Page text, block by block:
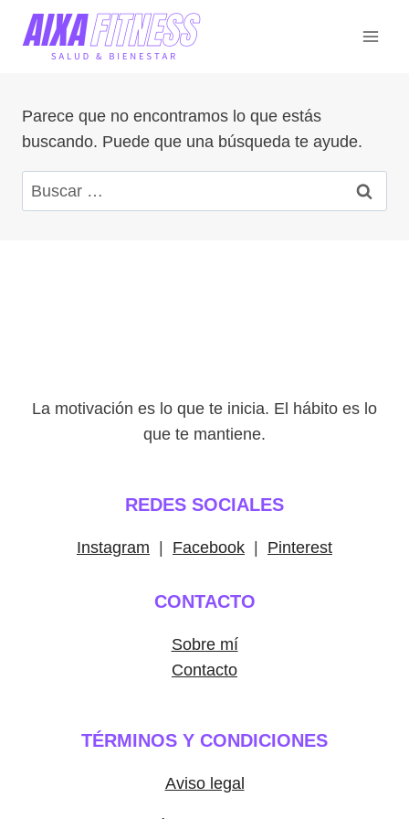
Saltar
contenido
Parece que no encontramos lo que estás
buscando. Puede que una búsqueda te ayude.
Buscar:
La motivación es lo que te inicia. El hábito es lo
que te mantiene.
REDES SOCIALES
Instagram Facebook Pinterest
CONTACTO
Sobre mí
Contacto
TÉRMINOS Y CONDICIONES
Aviso legal